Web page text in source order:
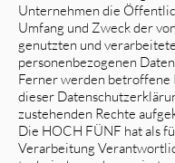
Unternehmen die
Umfang und Zweck der
genutzten und
personenbezogenen
Ferner werden betroffene
dieser
zustehenden Rechte
Die HOCH FÜNF hat als
Verarbeitung